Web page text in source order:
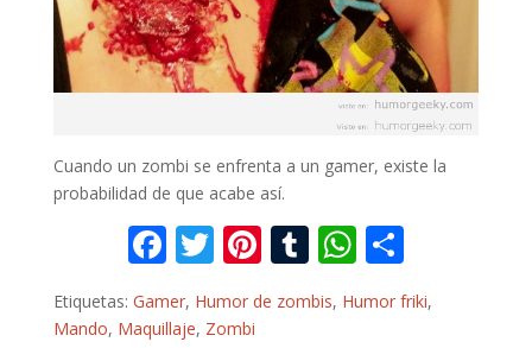
Cuando un zombi se enfrenta a un gamer, existe la
probabilidad de que acabe así.
F
ac
e
T
itt
Pi
nt
er
T
u
m
W
at
o
m
Etiquetas: Gamer, Humor de zombis, Humor friki,
Mando, Maquillaje, Zombi